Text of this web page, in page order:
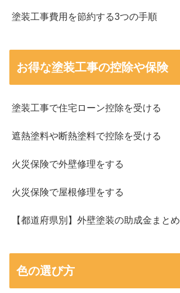
塗装工事費用を節約する3つの手順
お得な塗装工事の控除や保険
塗装工事で住宅ローン控除を受ける
遮熱塗料や断熱塗料で控除を受ける
火災保険で外壁修理をする
火災保険で屋根修理をする
【都道府県別】外壁塗装の助成金まとめ
色の選び方